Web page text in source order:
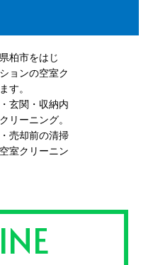
柏市をはじ
ョンの空室ク
す。
玄関・収納内
リーニング。
売却前の清掃
室クリーニン